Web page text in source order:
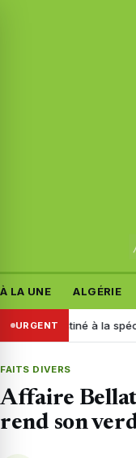
À LA UNE ALGÉRIE
URGENTà la spéculation :
FAITS DIVERS
Affaire Bellat
rend son